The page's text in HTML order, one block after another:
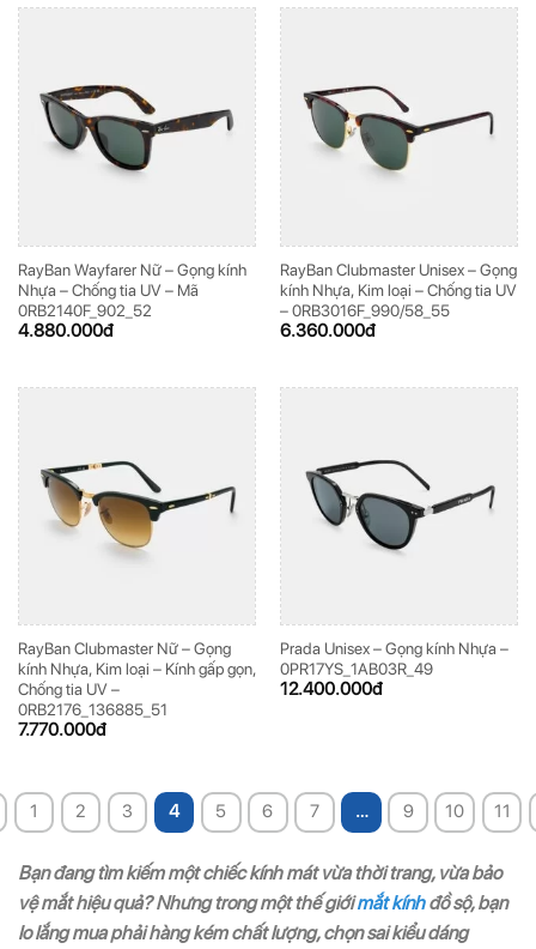
RayBan Wayfarer Nữ – Gọng kính
Nhựa – Chống tia UV – Mã
0RB2140F_902_52
4.880.000đ
RayBan Clubmaster Unisex – Gọng
kính Nhựa, Kim loại – Chống tia UV
– 0RB3016F_990/58_55
6.360.000đ
RayBan Clubmaster Nữ – Gọng
kính Nhựa, Kim loại – Kính gấp gọn,
Chống tia UV –
0RB2176_136885_51
7.770.000đ
Prada Unisex – Gọng kính Nhựa –
0PR17YS_1AB03R_49
12.400.000đ
1 2 3 4 5 6 7 … 9 10 11
Bạn đang tìm kiếm một chiếc kính mát vừa thời trang, vừa bảo
vệ mắt hiệu quả? Nhưng trong một thế giớimắt kínhđồ sộ, bạn
lo lắng mua phải hàng kém chất lượng, chọn sai kiểu dáng